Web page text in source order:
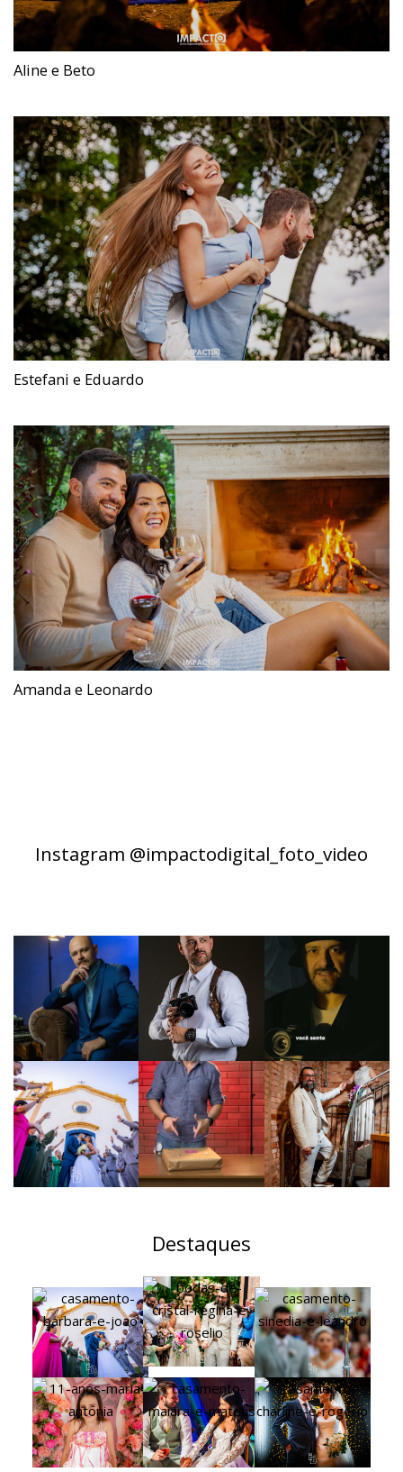
Aline e Beto
Estefani e Eduardo
Amanda e Leonardo
Instagram @impactodigital_foto_video
Destaques